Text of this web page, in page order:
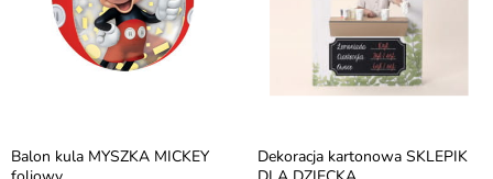
Balon kula MYSZKA MICKEY
Dekoracja kartonowa SKLEPIK